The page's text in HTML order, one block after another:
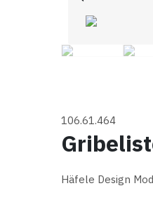
106.61.464
Häfele Design